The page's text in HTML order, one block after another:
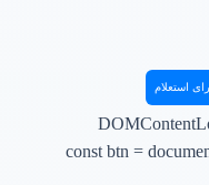
استعلام
function(){ const btn =